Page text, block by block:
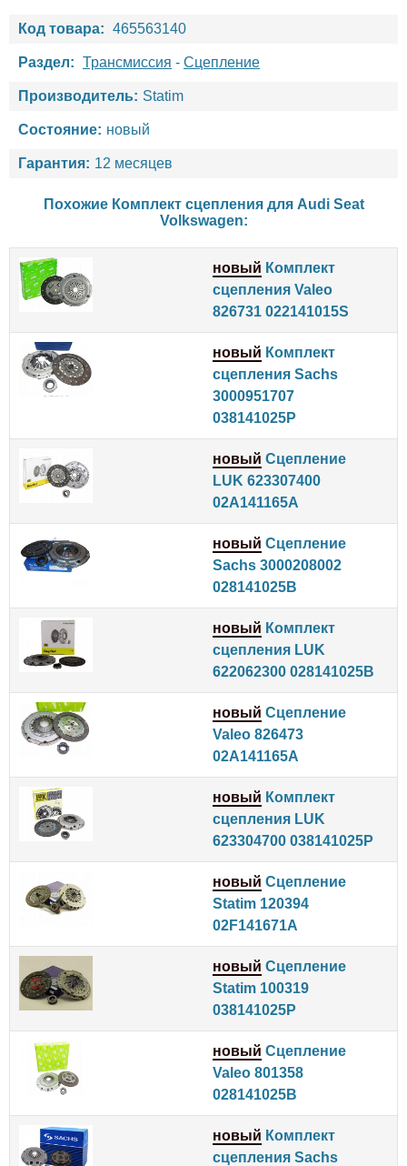
Код товара: 465563140
Раздел: Трансмиссия - Сцепление
Производитель: Statim
Состояние: новый
Гарантия: 12 месяцев
Похожие Комплект сцепления для Audi Seat
Volkswagen:
новый Комплект
сцепления Valeo
826731 022141015S
новый Комплект
сцепления Sachs
3000951707
038141025P
новый Сцепление
LUK 623307400
02A141165A
новый Сцепление
Sachs 3000208002
028141025B
новый Комплект
сцепления LUK
622062300 028141025B
новый Сцепление
Valeo 826473
02A141165A
новый Комплект
сцепления LUK
623304700 038141025P
новый Сцепление
Statim 120394
02F141671A
новый Сцепление
Statim 100319
038141025P
новый Сцепление
Valeo 801358
028141025B
новый Комплект
сцепления Sachs